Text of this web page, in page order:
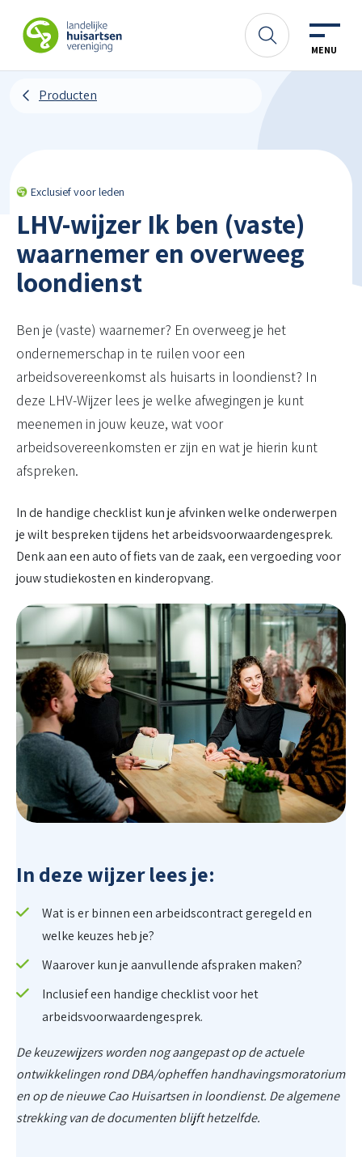
LHV
MENU
Zoeken
Producten
Exclusief voor leden
LHV-wijzer Ik ben (vaste)
waarnemer en overweeg
loondienst
Ben je (vaste) waarnemer? En overweeg je het
ondernemerschap in te ruilen voor een
arbeidsovereenkomst als huisarts in loondienst? In
deze LHV-Wijzer lees je welke afwegingen je kunt
meenemen in jouw keuze, wat voor
arbeidsovereenkomsten er zijn en wat je hierin kunt
afspreken.
In de handige checklist kun je afvinken welke onderwerpen
je wilt bespreken tijdens het arbeidsvoorwaardengesprek.
Denk aan een auto of fiets van de zaak, een vergoeding voor
jouw studiekosten en kinderopvang.
In deze wijzer lees je:
Wat is er binnen een arbeidscontract geregeld en
welke keuzes heb je?
Waarover kun je aanvullende afspraken maken?
Inclusief een handige checklist voor het
arbeidsvoorwaardengesprek.
De keuzewijzers worden nog aangepast op de actuele
ontwikkelingen rond DBA/opheffen handhavingsmoratorium
en op de nieuwe Cao Huisartsen in loondienst. De algemene
strekking van de documenten blijft hetzelfde.